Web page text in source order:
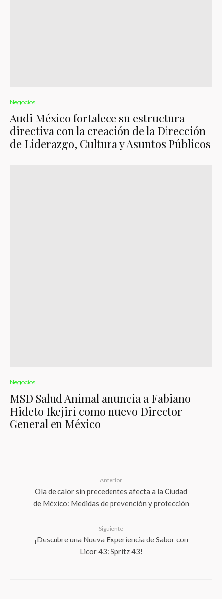
Negocios
Audi México fortalece su estructura
directiva con la creación de la Dirección
de Liderazgo, Cultura y Asuntos Públicos
Negocios
MSD Salud Animal anuncia a Fabiano
Hideto Ikejiri como nuevo Director
General en México
Anterior
Ola de calor sin precedentes afecta a la Ciudad
de México: Medidas de prevención y protección
Siguiente
¡Descubre una Nueva Experiencia de Sabor con
Licor 43: Spritz 43!